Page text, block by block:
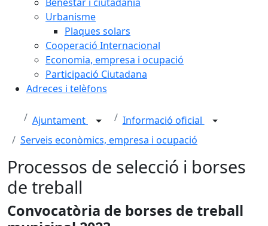
Urbanisme
Plaques solars
Cooperació Internacional
Economia, empresa i ocupació
Participació Ciutadana
Adreces i telèfons
Ajuntament
Informació oficial
Serveis econòmics, empresa i ocupació
Processos de selecció i borses
de treball
Convocatòria de borses de treball